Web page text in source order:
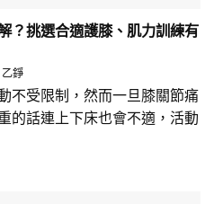
？挑選合適護膝、肌力訓練有
乙錚
不受限制，然而一旦膝關節痛
的話連上下床也會不適，活動